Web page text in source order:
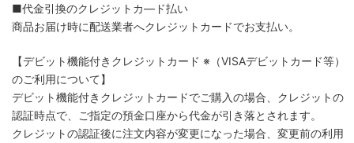
■代金引換のクレジットカ―ド払い
商品お届け時に配送業者へクレジットカードでお支払い。
【デビット機能付きクレジットカード ※（VISAデビットカード等）
のご利用について】
デビット機能付きクレジットカードでご購入の場合、クレジットの
認証時点で、ご指定の預金口座から代金が引き落とされます。
クレジットの認証後に注文内容が変更になった場合、変更前の利用